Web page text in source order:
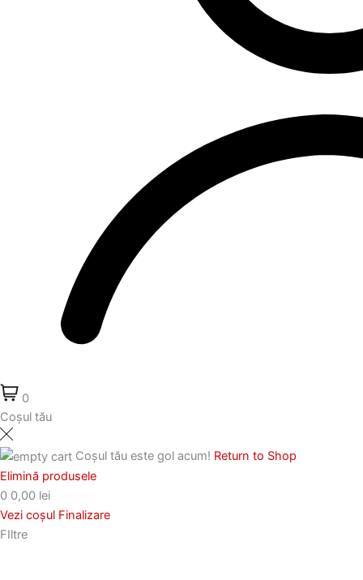
0
Coșul tău
Coșul tău este gol acum! Return to Shop
Elimină produsele
0 0,00 lei
Vezi coșul Finalizare
FIltre